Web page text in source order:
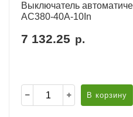
Выключатель
AC380-40А-10In
7 132.25 р.
В корзину